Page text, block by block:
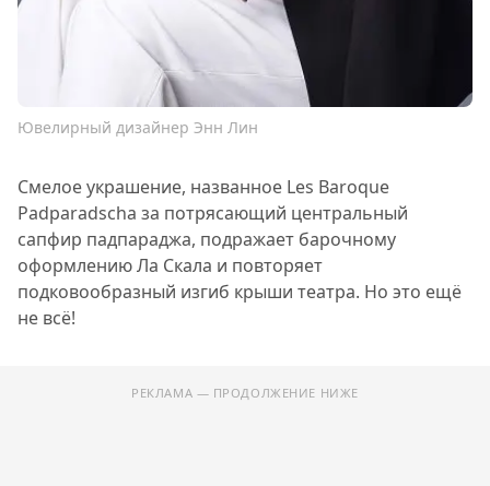
Ювелирный дизайнер Энн Лин
Смелое украшение, названное Les Baroque
Padparadscha за потрясающий центральный
сапфир падпараджа, подражает барочному
оформлению Ла Скала и повторяет
подковообразный изгиб крыши театра. Но это ещё
не всё!
РЕКЛАМА — ПРОДОЛЖЕНИЕ НИЖЕ